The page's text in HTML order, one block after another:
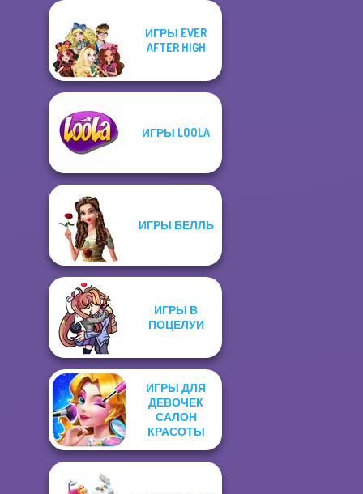
ИГРЫ EVER
AFTER HIGH
ИГРЫ LOOLA
ИГРЫ БЕЛЛЬ
ИГРЫ В
ПОЦЕЛУИ
ИГРЫ ДЛЯ
ДЕВОЧЕК
САЛОН
КРАСОТЫ